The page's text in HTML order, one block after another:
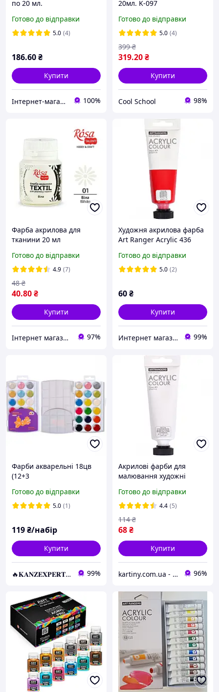
по 20 мл.
Готово до відправки
5.0 (4)
186.60₴
Купити
Інтернет-магазин NikopoL - канцтовари для школи та офісу 100%
20мл. K-097
Готово до відправки
5.0 (4)
319.20₴
399 ₴
Купити
Cool School 98%
Фарба акрилова для
тканини 20 мл
Готово до відправки
4.9 (7)
40.80₴
48 ₴
Купити
Інтернет магазин Ксюша 97%
Художня акрилова фарба
Art Ranger Acrylic 436
Готово до відправки
5.0 (2)
60₴
Купити
Интернет магазин «Art-market.pro» 99%
Фарби акварельні 18цв
(12+3
) "Творчість" пластик
"Гамма" 19,5*11,5 см KNZ
Готово до відправки
5.0 (1)
119₴/набір
Купити
🔥𝐊𝐀𝐍𝐙𝐄𝐗𝐏𝐄𝐑𝐓.com.ua🔥 99%
Акрилові фарби для
малювання художні
поштучно 75 мл.
Готово до відправки
4.4 (5)
68₴
114 ₴
Купити
kartiny.com.ua - Картини по номерам від виробника 96%